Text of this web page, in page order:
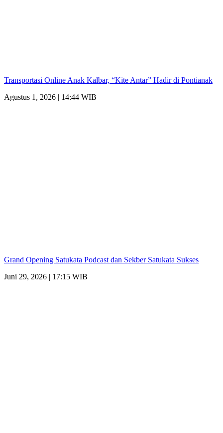
Transportasi Online Anak Kalbar, “Kite Antar” Hadir di Pontianak
Agustus 1, 2026 | 14:44 WIB
Grand Opening Satukata Podcast dan Sekber Satukata Sukses
Juni 29, 2026 | 17:15 WIB